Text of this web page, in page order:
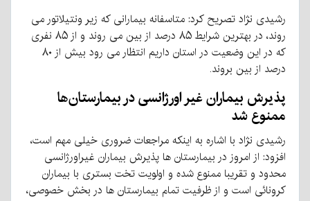
رشیدی نژاد تصریح کرد: متاسفانه بیمارانی که زیر ونتیلاتور می
روند، در بهترین شرایط ۸۵ درصد از بین می روند و از ۸۵ نفری
که در این وضعیت در استان داریم انتظار می رود بیش از ۸۰
درصد از بین بروند.
پذیرش بیماران غیر اورژانسی در بیمارستان‌ها
ممنوع شد
رشیدی نژاد با اشاره به اینکه مراجعات ضروری خیلی مهم است،
افزود: از امروز در بیمارستان ها پذیرش بیماران غیراورژانسی
محدود و تقریبا ممنوع شده و اولویت تخت بستری با بیماران
کرونائی است و از ظرفیت تمام بیمارستان ها در بخش خصوصی،